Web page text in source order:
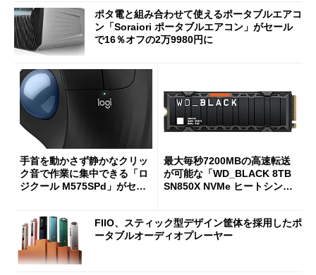
ポタ電と組み合わせて使えるポータブルエアコ
ン「Soraiori ポータブルエアコン」がセール
で16％オフの2万9980円に
手首を動かさず静かなクリッ
ク音で作業に集中できる「ロ
ジクール M575SPd」がセー
最大毎秒7200MBの高速転送
が可能な「WD_BLACK 8TB
SN850X NVMe ヒートシンク
FIIO、スティック型デザイン筐体を採用したポ
ータブルオーディオプレーヤー